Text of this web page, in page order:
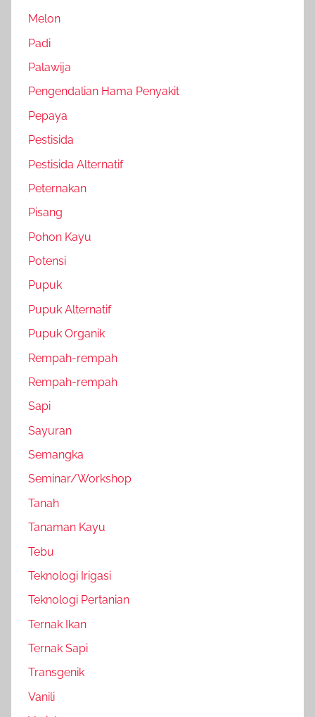
Melon
Padi
Palawija
Pengendalian Hama Penyakit
Pepaya
Pestisida
Pestisida Alternatif
Peternakan
Pisang
Pohon Kayu
Potensi
Pupuk
Pupuk Alternatif
Pupuk Organik
Rempah-rempah
Rempah-rempah
Sapi
Sayuran
Semangka
Seminar/Workshop
Tanah
Tanaman Kayu
Tebu
Teknologi Irigasi
Teknologi Pertanian
Ternak Ikan
Ternak Sapi
Transgenik
Vanili